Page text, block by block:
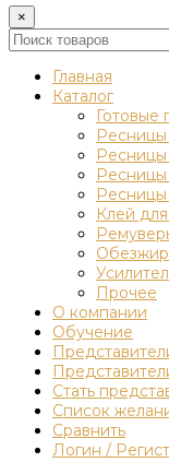
×
Главная
Каталог
Готовые
Клей
Прочее
О компании
Обучение
Стать
Список
Сравнить
Логин /